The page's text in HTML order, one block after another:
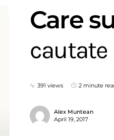
Care
391 views 2 minute
Alex Muntean
April 19, 2017